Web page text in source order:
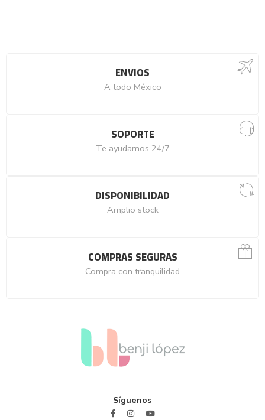
ENVIOS
A todo México
SOPORTE
Te ayudamos 24/7
DISPONIBILIDAD
Amplio stock
COMPRAS SEGURAS
Compra con tranquilidad
Síguenos